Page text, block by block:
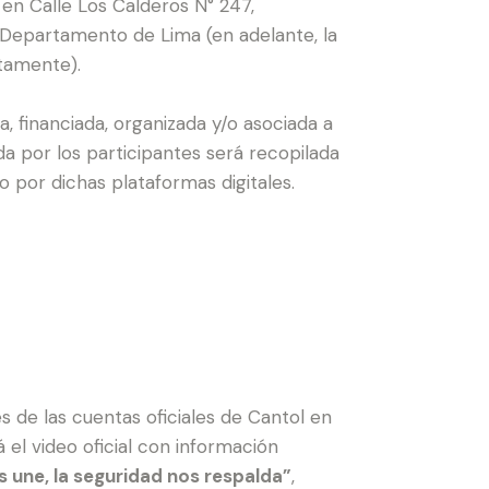
Calle Los Calderos N° 247,
de Lima (en adelante, la
financiada, organizada y/o asociada a
por los participantes será recopilada
por dichas plataformas digitales.
de las cuentas oficiales de Cantol en
el video oficial con información
la seguridad nos respalda”,